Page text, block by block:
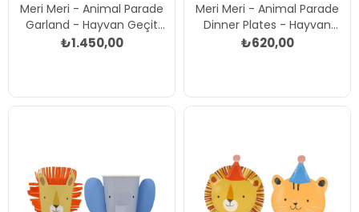
Meri Meri - Animal Parade
Garland - Hayvan Geçit
Töreni Asılan Süs Çok
₺1.450,00
Meri Meri - Animal Parade
Dinner Plates - Hayvan
Geçit Töreni Tabaklar (L)
₺620,00